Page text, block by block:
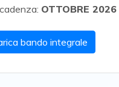
OTTOBRE 2026
bando integrale